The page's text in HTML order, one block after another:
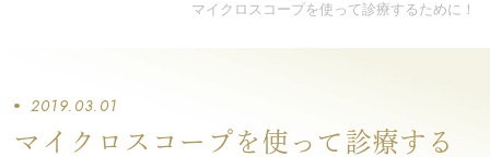
マイクロスコープを使って診療するために！
2019.03.01
マイクロスコープを使って診療する